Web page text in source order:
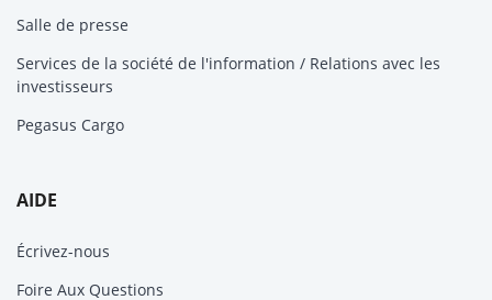
Salle de presse
Services de la société de l'information / Relations avec les
investisseurs
Pegasus Cargo
AIDE
Écrivez-nous
Foire Aux Questions